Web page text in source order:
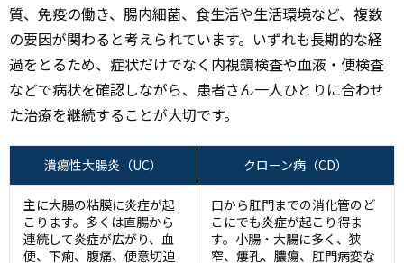
質、免疫の働き、腸内細菌、食生活や生活環境など、複数
の要因が関わると考えられています。いずれも長期的な経
過をとるため、症状だけでなく内視鏡検査や血液・便検査
などで病状を確認しながら、患者さん一人ひとりに合わせ
た治療を継続することが大切です。
潰瘍性大腸炎（UC） クローン病（CD）
主に大腸の粘膜に炎症が起
こります。多くは直腸から
連続して炎症が広がり、血
便、下痢、腹痛、便意切迫
口から肛門までの消化管のど
こにでも炎症が起こり得ま
す。小腸・大腸に多く、狭
窄、瘻孔、膿瘍、肛門病変な